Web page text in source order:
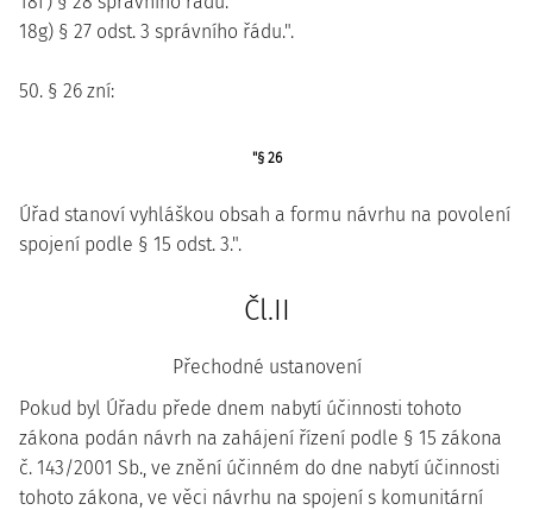
18g) § 27 odst. 3 správního řádu.".
50. § 26 zní:
"§ 26
Úřad stanoví vyhláškou obsah a formu návrhu na povolení
spojení podle § 15 odst. 3.".
Čl.II
Přechodné ustanovení
Pokud byl Úřadu přede dnem nabytí účinnosti tohoto
zákona podán návrh na zahájení řízení podle § 15 zákona
č. 143/2001 Sb., ve znění účinném do dne nabytí účinnosti
tohoto zákona, ve věci návrhu na spojení s komunitární